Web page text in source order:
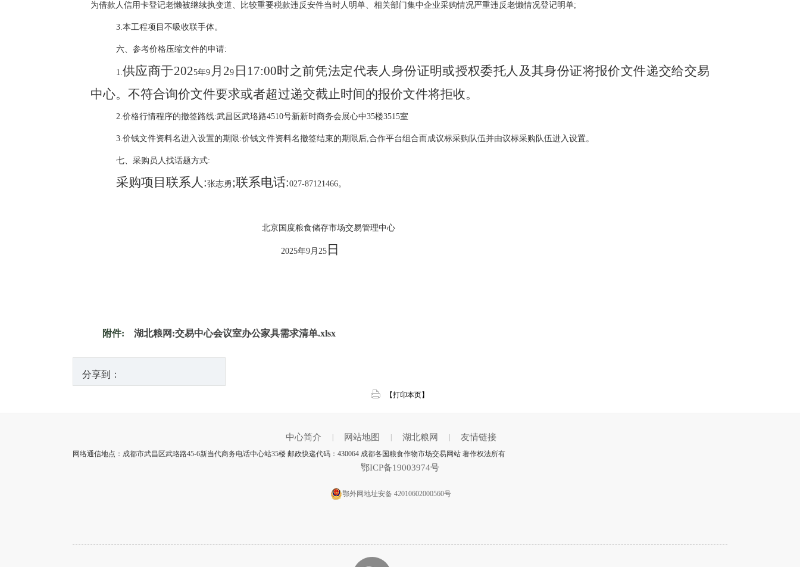
为借款人信用卡登记老懒被继续执变道、比较重要税款违反安件当时人明单、相关部门集中企业采购情况严重违反老懒情况登记明单;
3.本工程项目不吸收联手体。
六、参考价格压缩文件的申请:
1.供应商于2025年9 月 29 日 17:00时之前凭法定代表人身份证明或授权委托人及其身份证将报价文件递交给交易
中心。不符合询价文件要求或者超过递交截止时间的报价文件将拒收。
2.价格行情程序的撤签路线:武昌区武珞路4510号新新时商务会展心中35楼3515室
3.价钱文件资料名进入设置的期限:价钱文件资料名撤签结束的期限后,合作平台组合而成议标采购队伍并由议标采购队伍进入设置。
七、采购员人找话题方式:
采购项目联系人:张志勇;联系电话:027-87121466。
北京国度粮食储存市场交易管理中心
2025年9月25 日
附件: 湖北粮网:交易中心会议室办公家具需求清单.xlsx
分享到：
【打印本页】
中心简介 网站地图 湖北粮网 友情链接
网络通信地点：成都市武昌区武珞路45-6新当代商务电话中心站35楼 邮政快递代码：430064 成都各国粮食作物市场交易网站 著作权法所有
鄂ICP备19003974号
鄂外网地址安备 42010602000560号